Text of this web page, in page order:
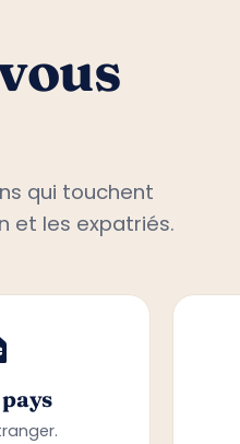
qui touchent
et les expatriés.